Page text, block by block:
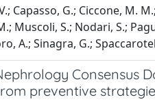
Capasso, G.; Ciccone,
S.; Nodari, S.;
A.; Sinagra, G.;
Consensus
preventive